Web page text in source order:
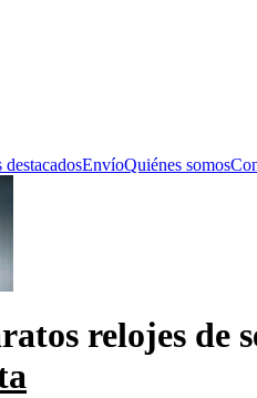
destacadosEnvíoQuiénes somos
relojes de